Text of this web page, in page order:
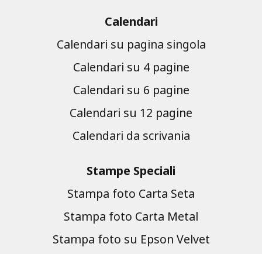
Calendari
Calendari su pagina singola
Calendari su 4 pagine
Calendari su 6 pagine
Calendari su 12 pagine
Calendari da scrivania
Stampe Speciali
Stampa foto Carta Seta
Stampa foto Carta Metal
Stampa foto su Epson Velvet